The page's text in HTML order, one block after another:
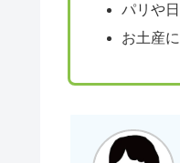
パリや
お土産